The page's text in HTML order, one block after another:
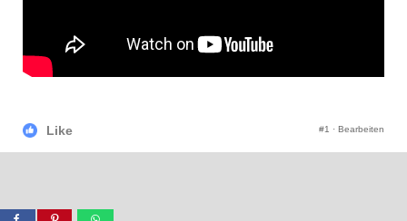
Like #1 · Bearbeiten